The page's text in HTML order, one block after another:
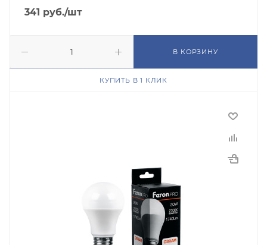
341 руб./шт
В КОРЗИНУ
КУПИТЬ В 1 КЛИК